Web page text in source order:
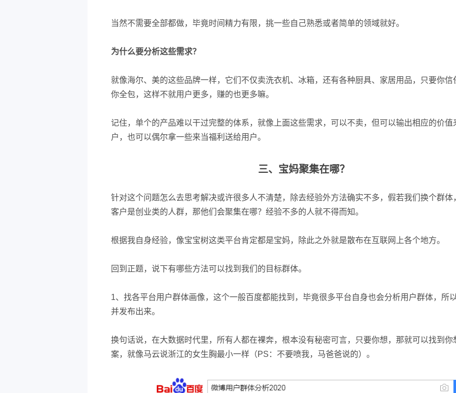
当然不需要全部都做，毕竟时间精力有限，挑一些自己熟悉或者简单的领域就好。
为什么要分析这些需求？
就像海尔、美的这些品牌一样，它们不仅卖洗衣机、冰箱，还有各种厨具、家居用品，只要你信
你全包，这样不就用户更多，赚的也更多嘛。
记住，单个的产品难以干过完整的体系，就像上面这些需求，可以不卖，但可以输出相应的价值
户，也可以偶尔拿一些来当福利送给用户。
三、宝妈聚集在哪？
针对这个问题怎么去思考解决或许很多人不清楚，除去经验外方法确实不多，假若我们换个群体
客户是创业类的人群，那他们会聚集在哪？经验不多的人就不得而知。
根据我自身经验，像宝宝树这类平台肯定都是宝妈，除此之外就是散布在互联网上各个地方。
回到正题，说下有哪些方法可以找到我们的目标群体。
1、找各平台用户群体画像，这个一般百度都能找到，毕竟很多平台自身也会分析用户群体，所
并发布出来。
换句话说，在大数据时代里，所有人都在裸奔，根本没有秘密可言，只要你想，那就可以找到你
案，就像马云说浙江的女生胸最小一样（PS：不要喷我，马爸爸说的）。